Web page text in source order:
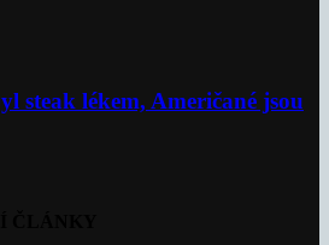
steak lékem, Američané jsou